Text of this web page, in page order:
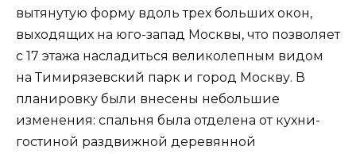
вытянутую форму вдоль трех больших окон,
выходящих на юго-запад Москвы, что позволяет
с 17 этажа насладиться великолепным видом
на Тимирязевский парк и город Москву. В
планировку были внесены небольшие
изменения: спальня была отделена от кухни-
гостиной раздвижной деревянной